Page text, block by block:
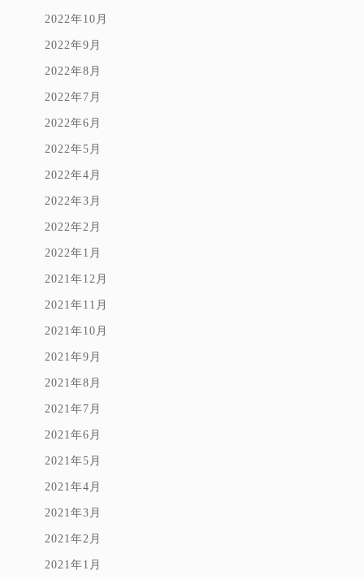
2022年10月
2022年9月
2022年8月
2022年7月
2022年6月
2022年5月
2022年4月
2022年3月
2022年2月
2022年1月
2021年12月
2021年11月
2021年10月
2021年9月
2021年8月
2021年7月
2021年6月
2021年5月
2021年4月
2021年3月
2021年2月
2021年1月